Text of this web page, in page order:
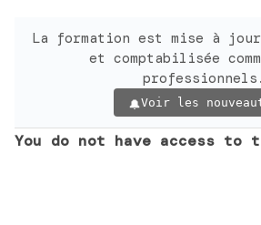
La formation est mise à
et comptabilisée
professionnels.
Voir les
You do not have access to